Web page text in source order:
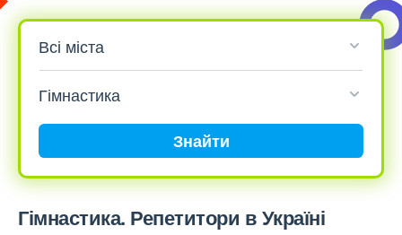
Знайти
Гімнастика. Репетитори в Україні